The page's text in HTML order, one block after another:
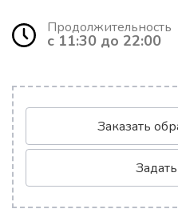
Продолжительность
с 11:30 до 22:00
Заказать